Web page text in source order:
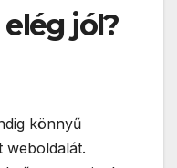
jól?
könnyű
weboldalát.